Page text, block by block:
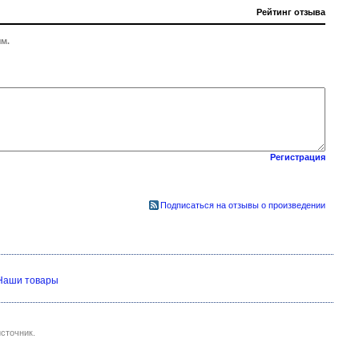
Рейтинг отзыва
Регистрация
Подписаться на отзывы о произведении
товары